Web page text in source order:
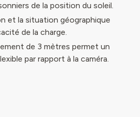
de la position du soleil.
et la situation géographique
de la charge.
de 3 mètres permet un
par rapport à la caméra.